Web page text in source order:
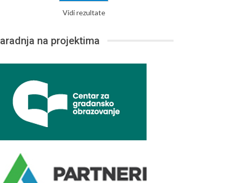
Vidi rezultate
na projektima